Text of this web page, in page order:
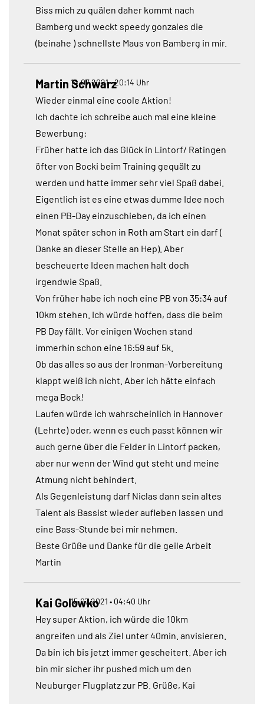
Biss mich zu quälen daher kommt nach
Bamberg und weckt speedy gonzales die
(beinahe ) schnellste Maus von Bamberg in mir.
Martin Schwarz
14.07.2021 • 20:14 Uhr
Wieder einmal eine coole Aktion!
Ich dachte ich schreibe auch mal eine kleine
Bewerbung:
Früher hatte ich das Glück in Lintorf/ Ratingen
öfter von Bocki beim Training gequält zu
werden und hatte immer sehr viel Spaß dabei.
Eigentlich ist es eine etwas dumme Idee noch
einen PB-Day einzuschieben, da ich einen
Monat später schon in Roth am Start ein darf (
Danke an dieser Stelle an Hep). Aber
bescheuerte Ideen machen halt doch
irgendwie Spaß.
Von früher habe ich noch eine PB von 35:34 auf
10km stehen. Ich würde hoffen, dass die beim
PB Day fällt. Vor einigen Wochen stand
immerhin schon eine 16:59 auf 5k.
Ob das alles so aus der Ironman-Vorbereitung
klappt weiß ich nicht. Aber ich hätte einfach
mega Bock!
Laufen würde ich wahrscheinlich in Hannover
(Lehrte) oder, wenn es euch passt können wir
auch gerne über die Felder in Lintorf packen,
aber nur wenn der Wind gut steht und meine
Atmung nicht behindert.
Als Gegenleistung darf Niclas dann sein altes
Talent als Bassist wieder aufleben lassen und
eine Bass-Stunde bei mir nehmen.
Beste Grüße und Danke für die geile Arbeit
Martin
Kai Golowko15.07.2021 • 04:40 Uhr
Hey super Aktion, ich würde die 10km
angreifen und als Ziel unter 40min. anvisieren.
Da bin ich bis jetzt immer gescheitert. Aber ich
bin mir sicher ihr pushed mich um den
Neuburger Flugplatz zur PB. Grüße, Kai